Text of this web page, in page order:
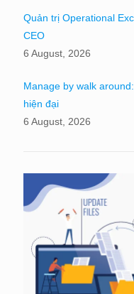
Quản trị Operational
CEO
6 August, 2026
Manage by walk
hiện đại
6 August, 2026